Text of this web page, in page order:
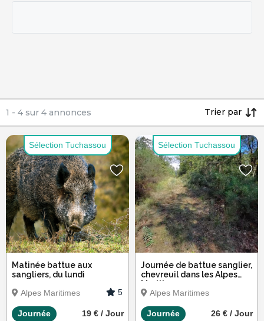
1 - 4 sur 4 annonces Trier par
Sélection Tuchassou
Matinée battue aux
sangliers, du lundi
Alpes Maritimes
5
Journée 19 € / Jour
Sélection Tuchassou
Journée de battue sanglier,
chevreuil dans les Alpes
Maritimes
Alpes Maritimes
Journée 26 € / Jour